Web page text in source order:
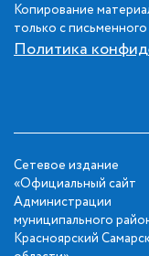
Копирование
только с
Политика
Сетевое издание
«Официальный сайт
Администрации
муниципального
Красноярский